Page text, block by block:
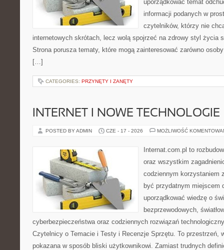
uporządkować temat
informacji podanych w
czytelników, którzy nie
internetowych skrótach, lecz wolą spojrzeć na zdrowy styl życia
Strona porusza tematy, które mogą zainteresować zarówno
[…]
CATEGORIES: PRZYNĘTY I ZANĘTY
INTERNET I NOWE TECHNOLOGIE
POSTED BY ADMIN CZE - 17 - 2026 MOŻLIWOŚĆ
Internat.com.pl to
oraz wszystkim
codziennym korzystaniem
być przydatnym miejscem
uporządkować wiedzę o
bezprzewodowych,
cyberbezpieczeństwa oraz codziennych rozwiązań
Czytelnicy o Temacie i Testy i Recenzje Sprzętu. To przestrzeń,
pokazana w sposób bliski użytkownikowi. Zamiast trudnych